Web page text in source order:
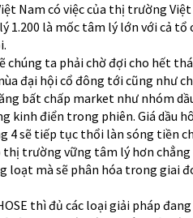
Nam có việc của thị trường
là mốc tâm lý lớn với cả tổ
chúng ta phải chờ đợi cho hết
đại hội cổ đông tới cũng như
bất chấp market như nhóm
kinh điển trong phiên. Giá dầu
sẽ tiếp tục thổi làn sóng tiền
thị trường vững tâm lý hơn chẳng
loạt mà sẽ phân hóa trong giai
thì đủ các loại giải pháp